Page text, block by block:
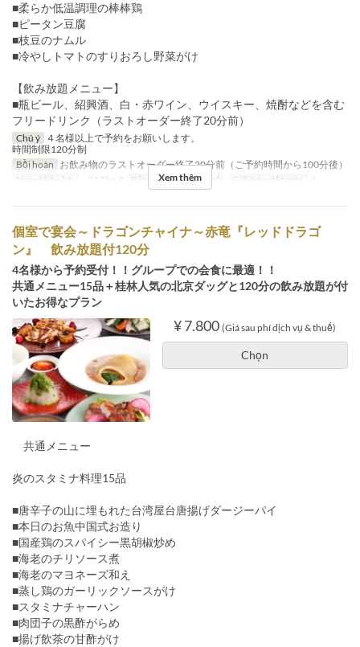
■柔らか低温調理の棒棒鶏
■ピータン豆腐
■枝豆のナムル
■冷やしトマトのすりおろし野菜がけ
【飲み放題メニュー】
■瓶ビール、紹興酒、白・赤ワイン、ウイスキー、焼酎などを含む
フリードリンク（ラストオーダー終了20分前）
Chú ý
４名様以上で予約をお願いします。
時間制限120分制
Bồi hoàn お飲み物のラストオーダー終了20分前（ご予約時間から100分後）
Ngày Hiệu lực
~ 31 Thg 8 Bữa Bữa trưa, Bữa tối Giới hạn dặt món 4 ~
Xem thêm
個室で宴会～ドラゴンチャイナ～赤竜『レッドドラゴ
ン』 飲み放題付120分
4名様から予約受付！！グループでの会食に最適！！
共通メニュー15品＋桂林人気の北京ダッグと120分の飲み放題が付
いたお得なプラン
¥ 7.800 (Giá sau phí dịch vụ & thuế)
Chọn
共通メニュー
炎のスタミナ料理15品
■唐辛子の山に埋もれた台湾屋台唐揚げダージーパイ
■本日のお魚中国式お造り
■国産鶏のスパイシー黒胡椒炒め
■海老のチリソース煮
■海老のマヨネーズ和え
■蒸し鶏のガーリックソースがけ
■スタミナチャーハン
■肉団子の黒酢がらめ
■揚げ飲茶の甘酢がけ